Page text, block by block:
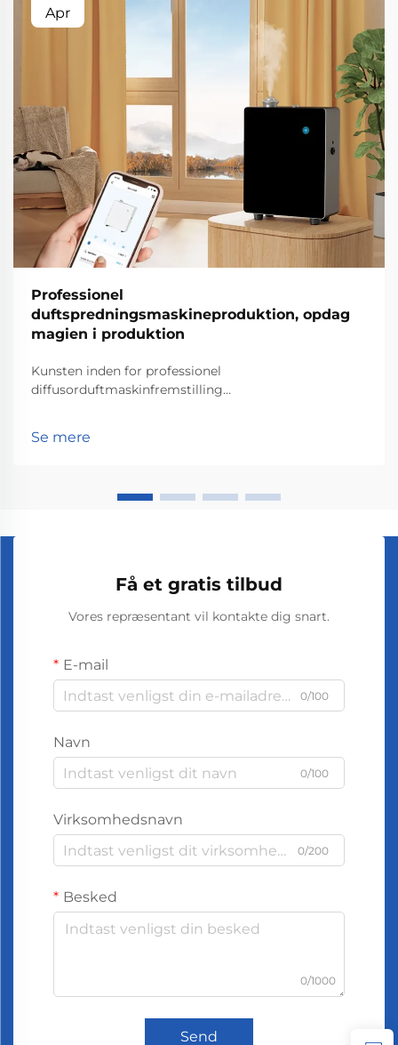
Apr
Professionel
duftspredningsmaskineproduktion, opdag
magien i produktion
Kunsten inden for professionel
diffusorduftmaskinfremstilling
bygger gode duftdiffusionssystemer, fordi det sikrer,
Se mere
Få et gratis tilbud
Vores repræsentant vil kontakte dig snart.
E-mail
0/100
Navn
0/100
Virksomhedsnavn
0/200
Besked
0/1000
Send